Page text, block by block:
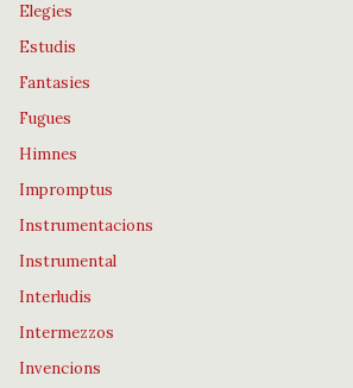
Elegies
Estudis
Fantasies
Fugues
Himnes
Impromptus
Instrumentacions
Instrumental
Interludis
Intermezzos
Invencions